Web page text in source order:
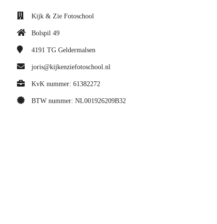
Kijk & Zie Fotoschool
Bolspil 49
4191 TG Geldermalsen
joris@kijkenziefotoschool.nl
KvK nummer: 61382272
BTW nummer: NL001926209B32